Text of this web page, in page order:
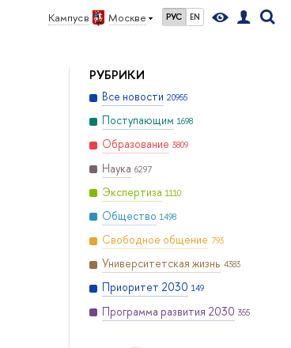
Кампус в Москве РУС EN
РУБРИКИ
Все новости 20955
Поступающим 1698
Образование 3809
Наука 6297
Экспертиза 1110
Общество 1498
Свободное общение 793
Университетская жизнь 4383
Приоритет 2030 149
Программа развития 2030 355